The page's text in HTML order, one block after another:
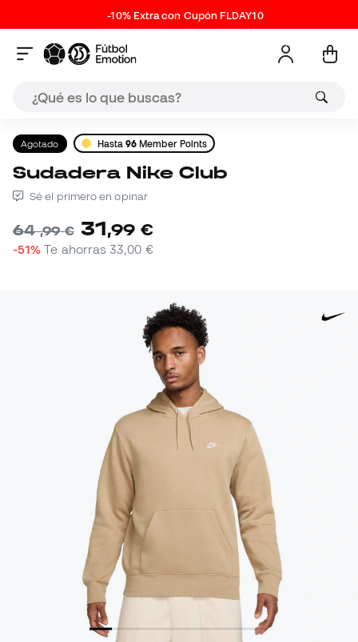
-10% Extra con Cupón FLDAY10
Agotado Hasta96 Member Points
Sudadera Nike Club
Sé el primero en opinar
64,99 € 31,99 €
-51% Te ahorras33,00 €